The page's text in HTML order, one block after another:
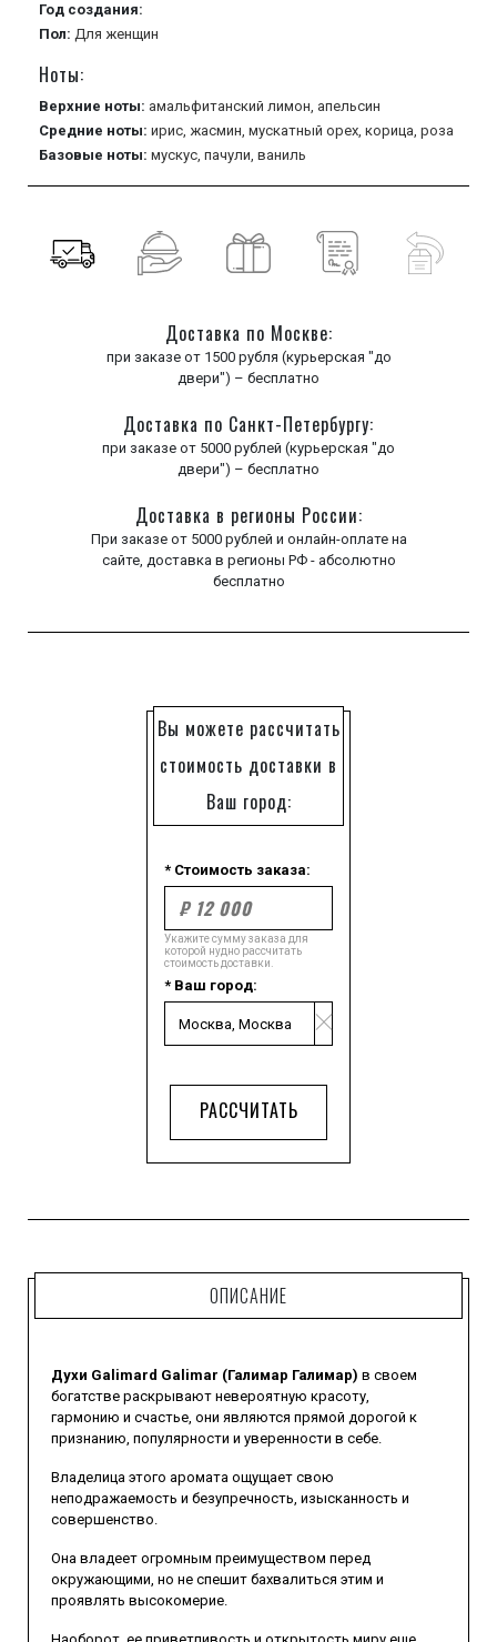
Год создания:
Пол: Для женщин
Ноты:
Верхние ноты: амальфитанский лимон, апельсин
Средние ноты: ирис, жасмин, мускатный орех, корица, роза
Базовые ноты: мускус, пачули, ваниль
Доставка по Москве:
при заказе от 1500 рубля (курьерская "до
двери") – бесплатно
Доставка по Санкт-Петербургу:
при заказе от 5000 рублей (курьерская "до
двери") – бесплатно
Доставка в регионы России:
При заказе от 5000 рублей и онлайн-оплате на
сайте, доставка в регионы РФ - абсолютно
бесплатно
Вы можете рассчитать
стоимость доставки в
Ваш город:
* Стоимость заказа:
Укажите сумму заказа для
которой нудно рассчитать
стоимость доставки.
* Ваш город:
РАССЧИТАТЬ
ОПИСАНИЕ
Духи Galimard Galimar (Галимар Галимар) в своем
богатстве раскрывают невероятную красоту,
гармонию и счастье, они являются прямой дорогой к
признанию, популярности и уверенности в себе.
Владелица этого аромата ощущает свою
неподражаемость и безупречность, изысканность и
совершенство.
Она владеет огромным преимуществом перед
окружающими, но не спешит бахвалиться этим и
проявлять высокомерие.